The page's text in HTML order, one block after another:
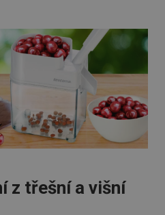
z třešní a višní
stránky nelze bez
cookie správně používat.
Poskytovatel/
www.tescoma.cz
5 měsíců
4 týdny
Cloudflare Inc.
.heureka.cz
29 minut
59 sekund
Tento